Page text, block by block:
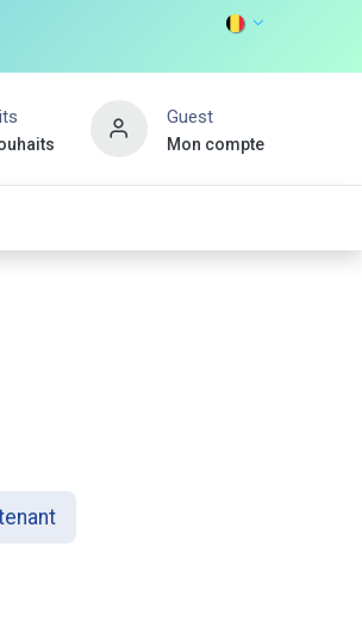
Guest
Mon compte
DISCOVER